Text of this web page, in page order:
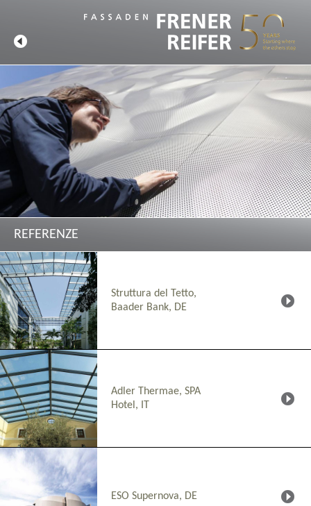
REFERENZE
Struttura del Tetto,
Baader Bank, DE
Adler Thermae, SPA
Hotel, IT
ESO Supernova, DE